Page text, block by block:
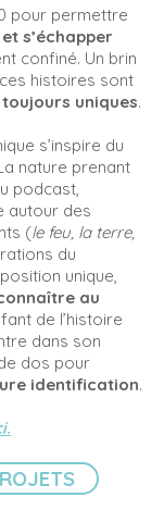
pour permettre
s’échapper
confiné. Un brin
histoires sont
uniques.
s’inspire du
nature prenant
podcast,
autour des
(le feu, la terre,
du
unique,
au
de l’histoire
dans son
dos pour
identification.